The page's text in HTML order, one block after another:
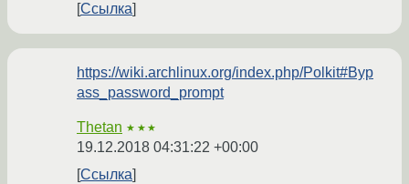
Ссылка
https://wiki.archlinux.org/index.php/Polkit#Byp
ass_password_prompt
Thetan ★★★
19.12.2018 04:31:22 +00:00
Ссылка